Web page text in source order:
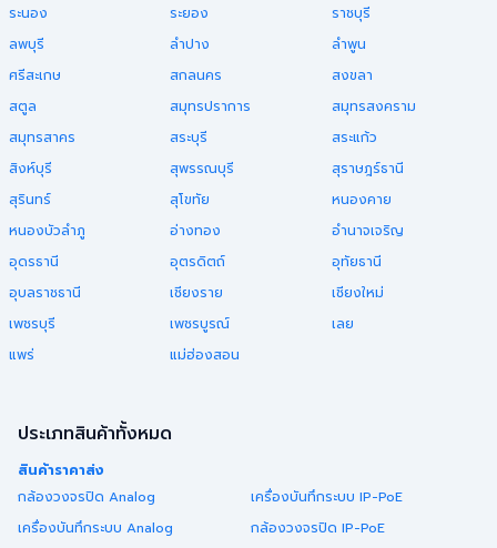
ระนอง
ระยอง
ราชบุรี
ลพบุรี
ลำปาง
ลำพูน
ศรีสะเกษ
สกลนคร
สงขลา
สตูล
สมุทรปราการ
สมุทรสงคราม
สมุทรสาคร
สระบุรี
สระแก้ว
สิงห์บุรี
สุพรรณบุรี
สุราษฎร์ธานี
สุรินทร์
สุโขทัย
หนองคาย
หนองบัวลำภู
อ่างทอง
อำนาจเจริญ
อุดรธานี
อุตรดิตถ์
อุทัยธานี
อุบลราชธานี
เชียงราย
เชียงใหม่
เพชรบุรี
เพชรบูรณ์
เลย
แพร่
แม่ฮ่องสอน
ประเภทสินค้าทั้งหมด
สินค้าราคาส่ง
กล้องวงจรปิด Analog
เครื่องบันทึกระบบ IP-PoE
เครื่องบันทึกระบบ Analog
กล้องวงจรปิด IP-PoE